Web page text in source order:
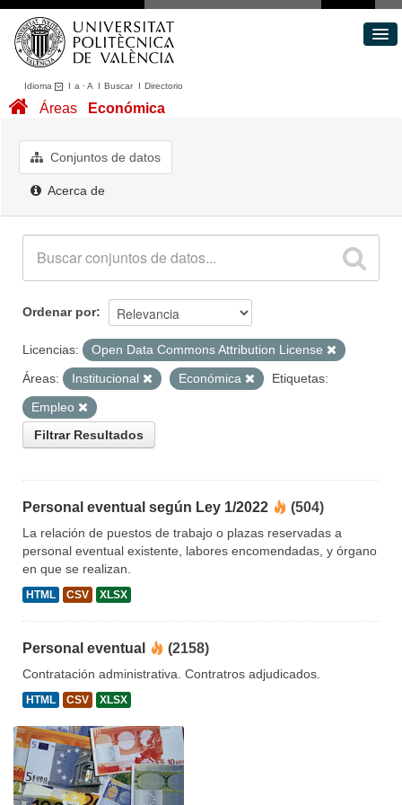
Idioma I a ·A I BuscarI Directorio
Conjuntos de datos
Acerca de
Áreas Económica
Conjuntos de datos
Acerca de
Ordenar por
Licencias:
Open Data Commons Attribution License
Áreas:
Institucional Económica
Etiquetas:
Empleo
Filtrar Resultados
Personal eventual según Ley 1/2022 (504)
La relación de puestos de trabajo o plazas reservadas a
personal eventual existente, labores encomendadas, y órgano
en que se realizan.
HTML CSV XLSX
Personal eventual (2158)
Contratación administrativa. Contratros adjudicados.
HTML CSV XLSX